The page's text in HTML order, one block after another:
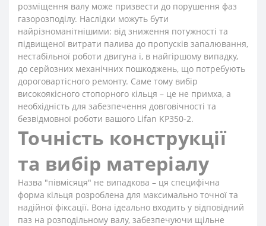
розміщення валу може призвести до порушення фаз
газорозподілу. Наслідки можуть бути
найрізноманітнішими: від зниження потужності та
підвищеної витрати палива до пропусків запалювання,
нестабільної роботи двигуна і, в найгіршому випадку,
до серйозних механічних пошкоджень, що потребують
дороговартісного ремонту. Саме тому вибір
високоякісного стопорного кільця – це не примха, а
необхідність для забезпечення довговічності та
безвідмовної роботи вашого Lifan KP350-2.
Точність конструкції
та вибір матеріалу
Назва "півмісяця" не випадкова – ця специфічна
форма кільця розроблена для максимально точної та
надійної фіксації. Вона ідеально входить у відповідний
паз на розподільному валу, забезпечуючи щільне